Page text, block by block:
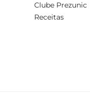
Clube Prezunic
Receitas